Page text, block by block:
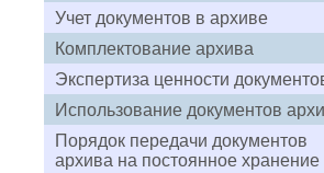
Учет документов в архиве
Комплектование архива
Экспертиза ценности
Использование документов
Порядок передачи документов
архива на постоянное хранение